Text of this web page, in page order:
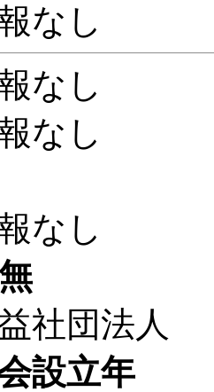
し
なし
なし
し
法人
設立年